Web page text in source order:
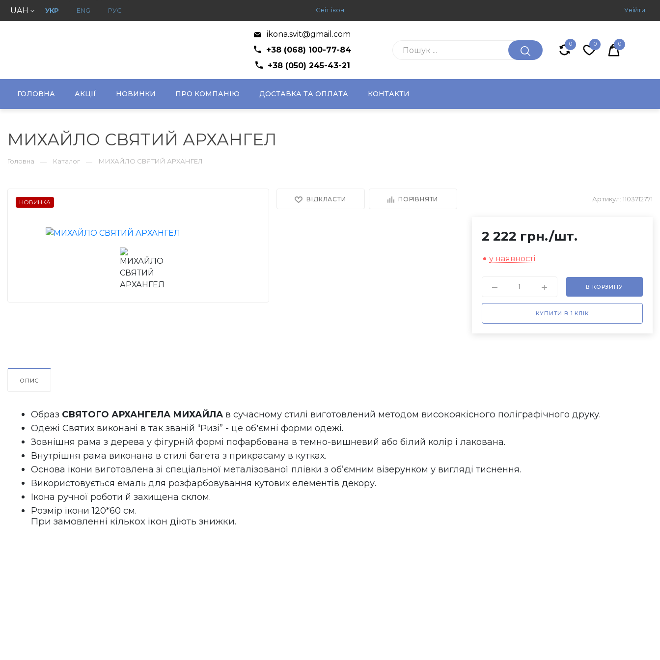
UAH УКР ENG РУС Світ ікон Увiйти
ikona.svit@gmail.com
+38 (068) 100-77-84
+38 (050) 245-43-21
0 0 0
ГОЛОВНА АКЦІЇ НОВИНКИ ПРО КОМПАНІЮ ДОСТАВКА ТА ОПЛАТА КОНТАКТИ
МИХАЙЛО СВЯТИЙ АРХАНГЕЛ
Головна — Каталог — МИХАЙЛО СВЯТИЙ АРХАНГЕЛ
НОВИНКА ВІДКЛАСТИ ПОРІВНЯТИ Артикул: 1103712771
2 222 грн./шт.
у наявності
В КОРЗИНУ
КУПИТИ В 1 КЛІК
ОПИС
Образ СВЯТОГО АРХАНГЕЛА МИХАЙЛА в сучасному стилі виготовлений методом високоякісного поліграфічного друку.
Одежі Святих виконані в так званій “Ризі” - це об'ємні форми одежі.
Зовнішня рама з дерева у фігурній формі пофарбована в темно-вишневий або білий колір і лакована.
Внутрішня рама виконана в стилі багета з прикрасаму в кутках.
Основа ікони виготовлена зі спеціальної металізованої плівки з об’ємним візерунком у вигляді тиснення.
Використовується емаль для розфарбовування кутових елементів декору.
Ікона ручної роботи й захищена склом.
Розмір ікони 120*60 см.
При замовленні кількох ікон діють знижки.